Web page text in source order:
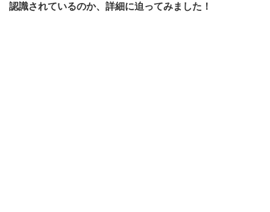
認識されているのか、詳細に迫ってみました！